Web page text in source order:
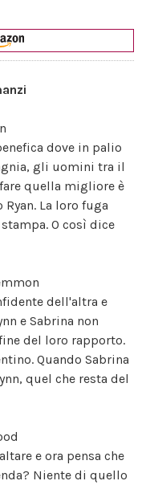
dove in palio
gli uomini tra il
quella migliore è
La loro fuga
O così dice
dell'altra e
e Sabrina non
del loro rapporto.
Quando Sabrina
quel che resta del
e ora pensa che
Niente di quello